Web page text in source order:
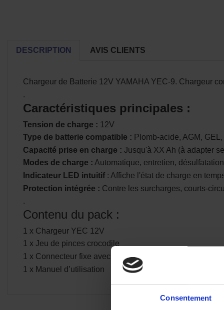
Consentement
DESCRIPTION AVIS CLIENTS
Chargeur de Batterie 12V YAMAHA YEC-9. Chargeur
.
Caractéristiques principales :
Tension de charge : 12V
Type de batterie compatible : Plomb-acide, AGM,
Capacité prise en charge : Jusqu'à XX Ah (à adapter
Modes de charge : Automatique, entretien, désulfatation
Indicateur LED intuitif : Affiche l'état de charge en
Protection intégrée : Contre les surcharges, courts-
.
Contenu du pack :
1 x Chargeur YEC 12V
1 x Jeu de pinces crocodile
1 x Connecteur fixe avec œillets
1 x Manuel d’utilisation